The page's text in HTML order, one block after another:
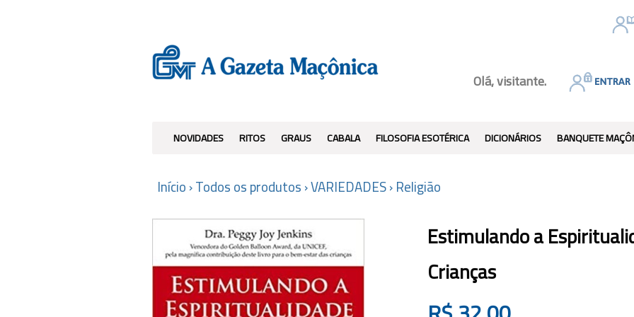
Olá, visitante.
NOVIDADES RITOS GRAUS CABALA FILOSOFIA ESOTÉRICA DICIONÁRIOS BANQUETE
Início›Todos os produtos›VARIEDADES›Religião
Estimulando a
Crianças